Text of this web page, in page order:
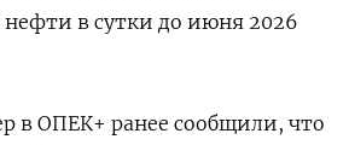
нефти в сутки до июня 2026
в ОПЕК+ ранее сообщили, что